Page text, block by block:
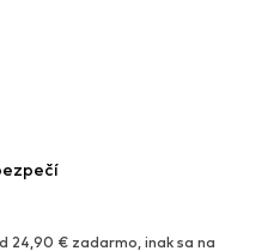
24,90 € zadarmo, inak sa na